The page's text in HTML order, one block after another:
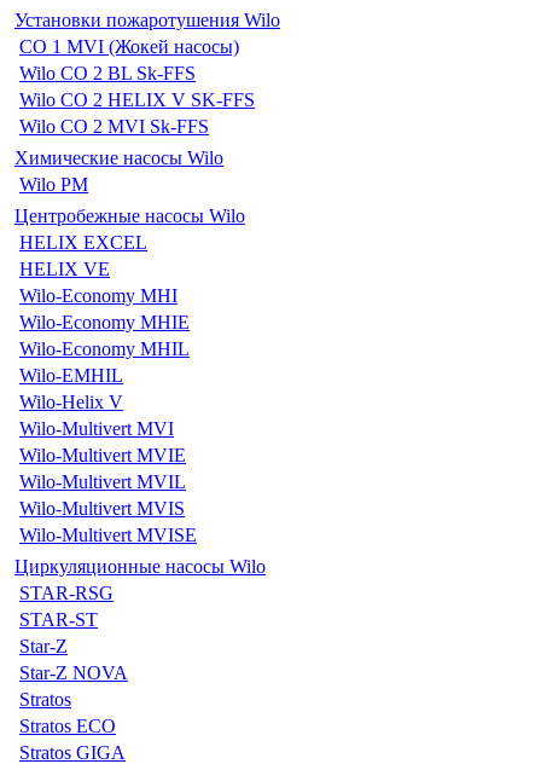
Установки пожаротушения Wilo
CO 1 MVI (Жокей насосы)
Wilo CO 2 BL Sk-FFS
Wilo CO 2 HELIX V SK-FFS
Wilo CO 2 MVI Sk-FFS
Химические насосы Wilo
Wilo PM
Центробежные насосы Wilo
HELIX EXCEL
HELIX VE
Wilo-Economy MHI
Wilo-Economy MHIE
Wilo-Economy MHIL
Wilo-EMHIL
Wilo-Helix V
Wilo-Multivert MVI
Wilo-Multivert MVIE
Wilo-Multivert MVIL
Wilo-Multivert MVIS
Wilo-Multivert MVISE
Циркуляционные насосы Wilo
STAR-RSG
STAR-ST
Star-Z
Star-Z NOVA
Stratos
Stratos ECO
Stratos GIGA